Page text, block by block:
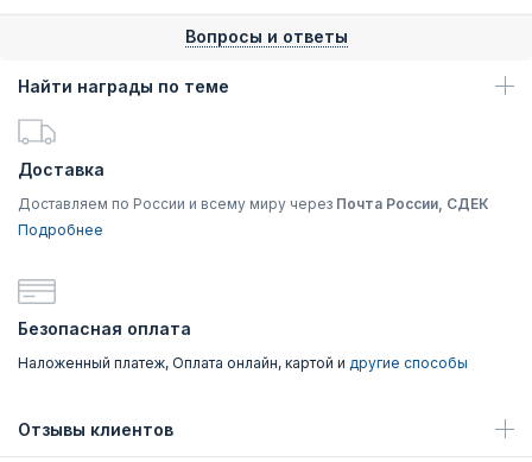
Вопросы и ответы
Найти награды по теме
Доставка
Доставляем по России и всему миру через Почта России, СДЕК
Подробнее
Безопасная оплата
Наложенный платеж, Оплата онлайн, картой и другие способы
Отзывы клиентов